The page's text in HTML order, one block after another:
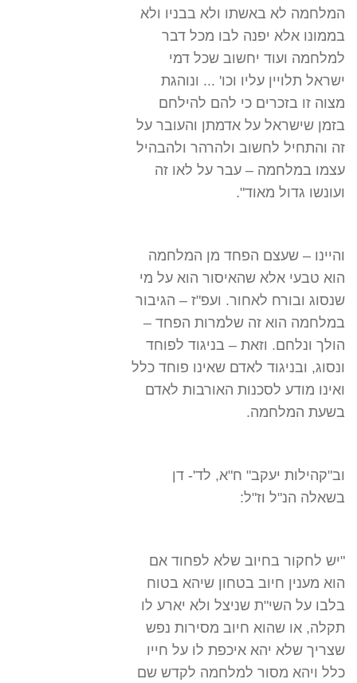
המלחמה לא באשתו ולא בבניו ולא
בממונו אלא יפנה לבו מכל דבר
למלחמה ועוד יחשוב שכל דמי
ישראל תלויין עליו וכו' ... ונוהגת
מצוה זו בזכרים כי להם להילחם
בזמן שישראל על אדמתן והעובר על
זה והתחיל לחשוב ולהרהר ולהבהיל
עצמו במלחמה – עבר על לאו זה
ועונשו גדול מאוד".
והיינו – שעצם הפחד מן המלחמה
הוא טבעי אלא שהאיסור הוא על מי
שנסוג ובורח לאחור. ועפ"ז – הגיבור
במלחמה הוא זה שלמרות הפחד –
הולך ונלחם. וזאת – בניגוד לפוחד
ונסוג, ובניגוד לאדם שאינו פוחד כלל
ואינו מודע לסכנות האורבות לאדם
בשעת המלחמה.
וב"קהילות יעקב" ח"א, לד'- דן
בשאלה הנ"ל וז"ל:
"יש לחקור בחיוב שלא לפחוד אם
הוא מענין חיוב בטחון שיהא בטוח
בלבו על השי"ת שניצל ולא יארע לו
תקלה, או שהוא חיוב מסירות נפש
שצריך שלא יהא איכפת לו על חייו
כלל ויהא מסור למלחמה לקדש שם